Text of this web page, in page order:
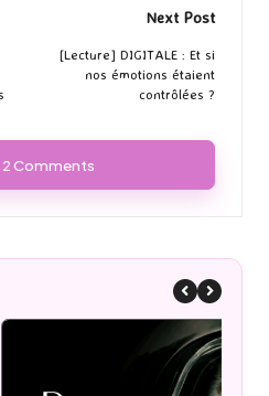
Next Post
[Lecture] DIGITALE : Et si
nos émotions étaient
contrôlées ?
2 Comments